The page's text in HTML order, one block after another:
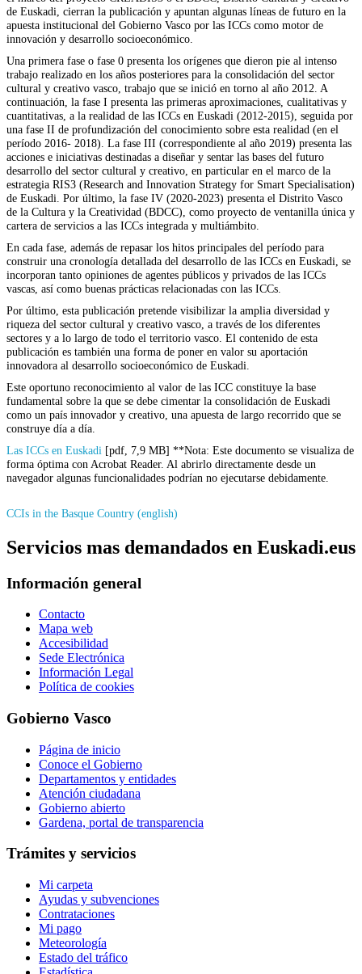
de Euskadi, cierran la publicación y apuntan algunas líneas de futuro en la
apuesta institucional del Gobierno Vasco por las ICCs como motor de
innovación y desarrollo socioeconómico.
Una primera fase o fase 0 presenta los orígenes que dieron pie al intenso
trabajo realizado en los años posteriores para la consolidación del sector
cultural y creativo vasco, trabajo que se inició en torno al año 2012. A
continuación, la fase I presenta las primeras aproximaciones, cualitativas y
cuantitativas, a la realidad de las ICCs en Euskadi (2012-2015), seguida por
una fase II de profundización del conocimiento sobre esta realidad (en el
período 2016- 2018). La fase III (correspondiente al año 2019) presenta las
acciones e iniciativas destinadas a diseñar y sentar las bases del futuro
desarrollo del sector cultural y creativo, en particular en el marco de la
estrategia RIS3 (Research and Innovation Strategy for Smart Specialisation)
de Euskadi. Por último, la fase IV (2020-2023) presenta el Distrito Vasco
de la Cultura y la Creatividad (BDCC), como proyecto de ventanilla única y
cartera de servicios a las ICCs integrada y multiámbito.
En cada fase, además de repasar los hitos principales del período para
construir una cronología detallada del desarrollo de las ICCs en Euskadi, se
incorporan tanto opiniones de agentes públicos y privados de las ICCs
vascas, así como buenas prácticas relacionadas con las ICCs.
Por último, esta publicación pretende visibilizar la amplia diversidad y
riqueza del sector cultural y creativo vasco, a través de los diferentes
sectores y a lo largo de todo el territorio vasco. El contenido de esta
publicación es también una forma de poner en valor su aportación
innovadora al desarrollo socioeconómico de Euskadi.
Este oportuno reconocimiento al valor de las ICC constituye la base
fundamental sobre la que se debe cimentar la consolidación de Euskadi
como un país innovador y creativo, una apuesta de largo recorrido que se
construye día a día.
Las ICCs en Euskadi [pdf, 7,9 MB] **Nota: Este documento se visualiza de
forma óptima con Acrobat Reader. Al abrirlo directamente desde un
navegador algunas funcionalidades podrían no ejecutarse debidamente.
CCIs in the Basque Country (english)
Servicios mas demandados en Euskadi.eus
Información general
Contacto
Mapa web
Accesibilidad
Sede Electrónica
Información Legal
Política de cookies
Gobierno Vasco
Página de inicio
Conoce el Gobierno
Departamentos y entidades
Atención ciudadana
Gobierno abierto
Gardena, portal de transparencia
Trámites y servicios
Mi carpeta
Ayudas y subvenciones
Contrataciones
Mi pago
Meteorología
Estado del tráfico